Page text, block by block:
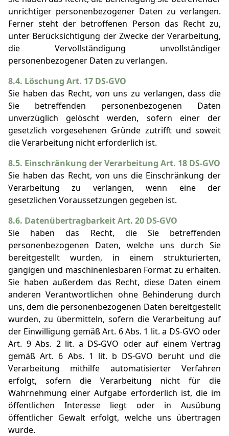
unrichtiger personenbezogener Daten zu verlangen.
Ferner steht der betroffenen Person das Recht zu,
unter Berücksichtigung der Zwecke der Verarbeitung,
die Vervollständigung unvollständiger
personenbezogener Daten zu verlangen.
8.4. Löschung Art. 17 DS-GVO
Sie haben das Recht, von uns zu verlangen, dass die
Sie betreffenden personenbezogenen Daten
unverzüglich gelöscht werden, sofern einer der
gesetzlich vorgesehenen Gründe zutrifft und soweit
die Verarbeitung nicht erforderlich ist.
8.5. Einschränkung der Verarbeitung Art. 18 DS-GVO
Sie haben das Recht, von uns die Einschränkung der
Verarbeitung zu verlangen, wenn eine der
gesetzlichen Voraussetzungen gegeben ist.
8.6. Datenübertragbarkeit Art. 20 DS-GVO
Sie haben das Recht, die Sie betreffenden
personenbezogenen Daten, welche uns durch Sie
bereitgestellt wurden, in einem strukturierten,
gängigen und maschinenlesbaren Format zu erhalten.
Sie haben außerdem das Recht, diese Daten einem
anderen Verantwortlichen ohne Behinderung durch
uns, dem die personenbezogenen Daten bereitgestellt
wurden, zu übermitteln, sofern die Verarbeitung auf
der Einwilligung gemäß Art. 6 Abs. 1 lit. a DS-GVO oder
Art. 9 Abs. 2 lit. a DS-GVO oder auf einem Vertrag
gemäß Art. 6 Abs. 1 lit. b DS-GVO beruht und die
Verarbeitung mithilfe automatisierter Verfahren
erfolgt, sofern die Verarbeitung nicht für die
Wahrnehmung einer Aufgabe erforderlich ist, die im
öffentlichen Interesse liegt oder in Ausübung
öffentlicher Gewalt erfolgt, welche uns übertragen
wurde.